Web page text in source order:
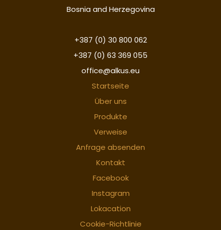
Bosnia and Herzegovina
+387 (0) 30 800 062
+387 (0) 63 369 055
office@alkus.eu
Startseite
Über uns
Produkte
Verweise
Anfrage absenden
Kontakt
Facebook
Instagram
Lokacation
Cookie-Richtlinie